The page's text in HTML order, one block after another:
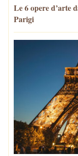
Le 6 opere d’arte
Parigi